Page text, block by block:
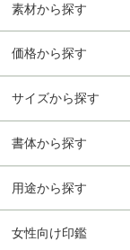
素材から探す
価格から探す
サイズから探す
書体から探す
用途から探す
女性向け印鑑